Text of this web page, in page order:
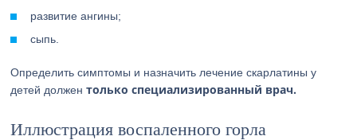
развитие ангины;
сыпь.
Определить симптомы и назначить лечение скарлатины у
детей должентолько специализированный врач.
Иллюстрация воспаленного горла